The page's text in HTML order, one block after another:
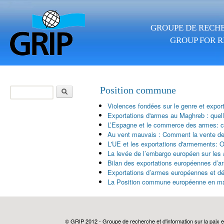
GROUPE DE
GROUP FOR
Position commune
Violences fondées sur le genre et
Exportations d'armes au Maghreb :
L’Espagne et le commerce des
Au vent mauvais : Comment la vente
L'UE et les exportations d'armements:
La levée de l’embargo européen sur
Bilan des exportations européennes
Exportations d’armes européennes et
La Position commune européenne en
Formulaire de
© GRIP 2012 - Groupe de recherche et d'information sur la paix